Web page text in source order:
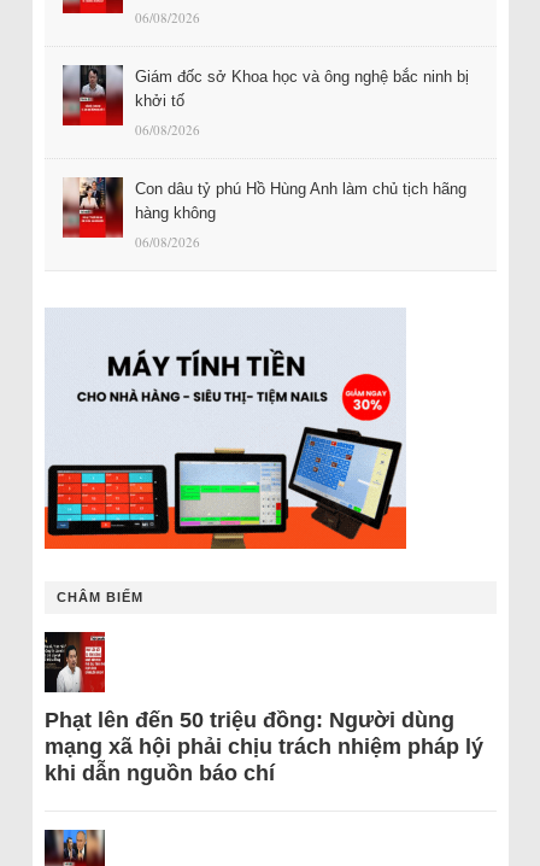
06/08/2026
Giám đốc sở Khoa học và ông nghệ bắc ninh bị
khởi tố
06/08/2026
Con dâu tỷ phú Hồ Hùng Anh làm chủ tịch hãng
hàng không
06/08/2026
CHÂM BIẾM
Phạt lên đến 50 triệu đồng: Người dùng
mạng xã hội phải chịu trách nhiệm pháp lý
khi dẫn nguồn báo chí